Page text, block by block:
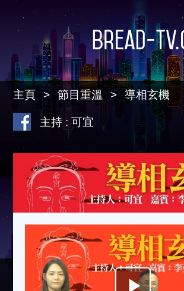
Bread-
主頁 節目重溫 導相玄機
主持 : 可宜
Play